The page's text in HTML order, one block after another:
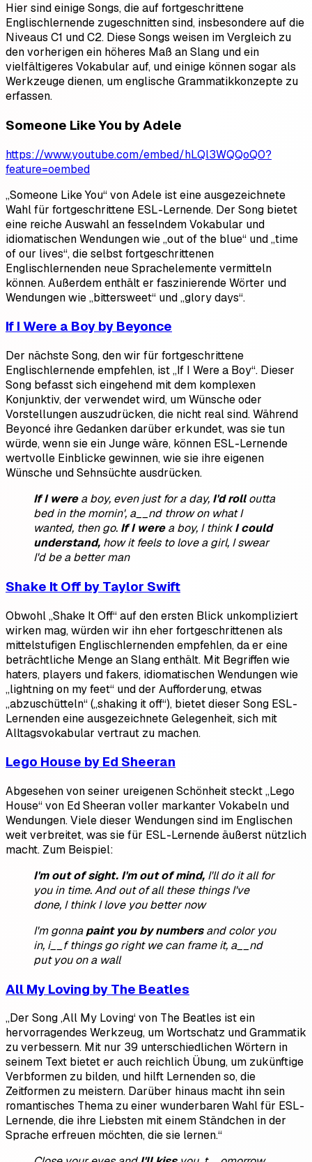
Hier sind einige Songs, die auf fortgeschrittene
Englischlernende zugeschnitten sind, insbesondere auf die
Niveaus C1 und C2. Diese Songs weisen im Vergleich zu
den vorherigen ein höheres Maß an Slang und ein
vielfältigeres Vokabular auf, und einige können sogar als
Werkzeuge dienen, um englische Grammatikkonzepte zu
erfassen.
Someone Like You by Adele
https://www.youtube.com/embed/hLQl3WQQoQ0?
feature=oembed
„Someone Like You“ von Adele ist eine ausgezeichnete
Wahl für fortgeschrittene ESL-Lernende. Der Song bietet
eine reiche Auswahl an fesselndem Vokabular und
idiomatischen Wendungen wie „out of the blue“ und „time
of our lives“, die selbst fortgeschrittenen
Englischlernenden neue Sprachelemente vermitteln
können. Außerdem enthält er faszinierende Wörter und
Wendungen wie „bittersweet“ und „glory days“.
If I Were a Boy by Beyonce
Der nächste Song, den wir für fortgeschrittene
Englischlernende empfehlen, ist „If I Were a Boy“. Dieser
Song befasst sich eingehend mit dem komplexen
Konjunktiv, der verwendet wird, um Wünsche oder
Vorstellungen auszudrücken, die nicht real sind. Während
Beyoncé ihre Gedanken darüber erkundet, was sie tun
würde, wenn sie ein Junge wäre, können ESL-Lernende
wertvolle Einblicke gewinnen, wie sie ihre eigenen
Wünsche und Sehnsüchte ausdrücken.
If I were a boy, even just for a day, I'd roll outta
bed in the mornin', a__nd throw on what I
wanted, then go. If I were a boy, I think I could
understand, how it feels to love a girl, I swear
I'd be a better man
Shake It Off by Taylor Swift
Obwohl „Shake It Off“ auf den ersten Blick unkompliziert
wirken mag, würden wir ihn eher fortgeschrittenen als
mittelstufigen Englischlernenden empfehlen, da er eine
beträchtliche Menge an Slang enthält. Mit Begriffen wie
haters, players und fakers, idiomatischen Wendungen wie
„lightning on my feet“ und der Aufforderung, etwas
„abzuschütteln“ („shaking it off“), bietet dieser Song ESL-
Lernenden eine ausgezeichnete Gelegenheit, sich mit
Alltagsvokabular vertraut zu machen.
Lego House by Ed Sheeran
Abgesehen von seiner ureigenen Schönheit steckt „Lego
House“ von Ed Sheeran voller markanter Vokabeln und
Wendungen. Viele dieser Wendungen sind im Englischen
weit verbreitet, was sie für ESL-Lernende äußerst nützlich
macht. Zum Beispiel:
I'm out of sight. I'm out of mind, I'll do it all for
you in time.And out of all these things I've
done, I think I love you better now
I'm gonna paint you by numbers and color you
in, i__f things go right we can frame it, a__nd
put you on a wall
All My Loving by The Beatles
„Der Song ‚All My Loving‘ von The Beatles ist ein
hervorragendes Werkzeug, um Wortschatz und Grammatik
zu verbessern. Mit nur 39 unterschiedlichen Wörtern in
seinem Text bietet er auch reichlich Übung, um zukünftige
Verbformen zu bilden, und hilft Lernenden so, die
Zeitformen zu meistern. Darüber hinaus macht ihn sein
romantisches Thema zu einer wunderbaren Wahl für ESL-
Lernende, die ihre Liebsten mit einem Ständchen in der
Sprache erfreuen möchten, die sie lernen.“